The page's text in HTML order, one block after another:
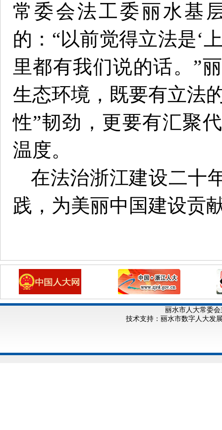
常委会法工委丽水基
的：“以前觉得立法是‘
里都有我们说的话。”
生态环境，既要有立法
性”韧劲，更要有汇聚
温度。
在法治浙江建设二十
践，为美丽中国建设贡
丽水市人大常委会
技术支持：丽水市数字人大发